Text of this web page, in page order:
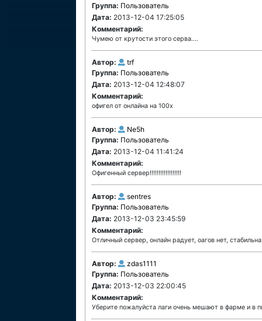
Группа: Пользователь
Дата: 2013-12-04 17:25:05
Комментарий:
Чумею от крутости этого серва....
Автор:
trf
Группа: Пользователь
Дата: 2013-12-04 12:48:07
Комментарий:
офигел от онлайна на 100х
Автор:
Ne5h
Группа: Пользователь
Дата: 2013-12-04 11:41:24
Комментарий:
Офигенный сервер!!!!!!!!!!!!!!!!!!
Автор:
sentres
Группа: Пользователь
Дата: 2013-12-03 23:45:59
Комментарий:
Отличный сервер, онлайн радует, оагов нет,
Автор:
zdas1111
Группа: Пользователь
Дата: 2013-12-03 22:00:45
Комментарий:
Уберите пожалуйста лаги очень мешают в фарме и в